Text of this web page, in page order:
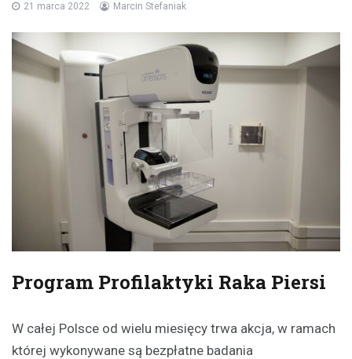
21 marca 2022 Marcin Stefaniak
Program Profilaktyki Raka Piersi
W całej Polsce od wielu miesięcy trwa akcja, w ramach
której wykonywane są bezpłatne badania